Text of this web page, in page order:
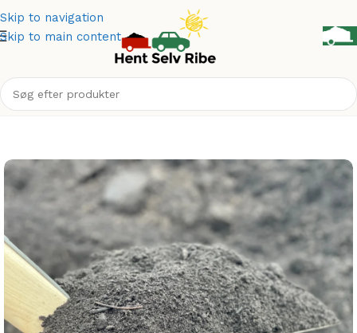
Skip to navigation
Skip to main content
Forside Produkter